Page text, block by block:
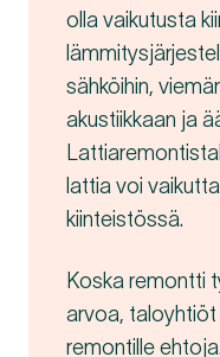
olla vaikutusta
sähköihin,
akustiikkaan ja
lattia voi
kiinteistössä.
Koska remontti
arvoa,
remontille